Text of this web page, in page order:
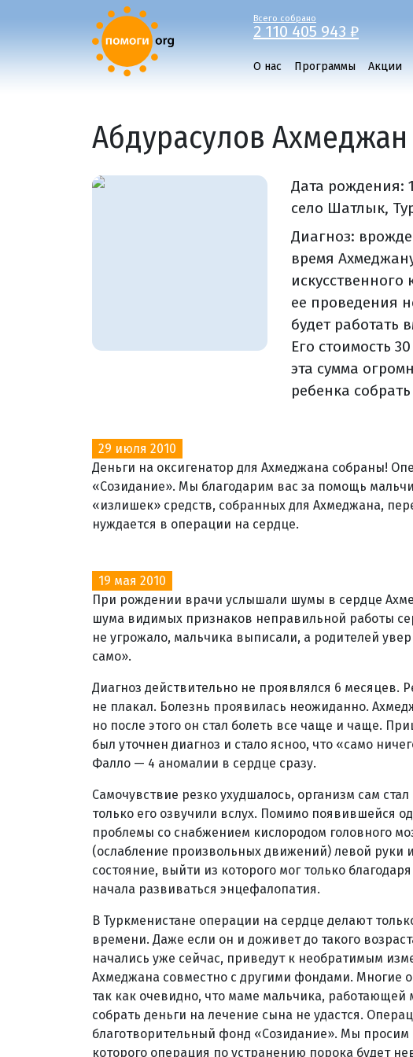
Всего собрано
2 110 405 943 ₽
О нас Программы Акции
Абдурасулов Ахмеджан
Дата рождения:
село Шатлык,
Диагноз:
время
ее проведения
будет работать
Его стоимость
эта сумма
ребенка
29 июля 2010
Деньги на оксигенатор для Ахмеджана собраны!
«Созидание». Мы благодарим вас за помощь
«излишек» средств, собранных для Ахмеджана,
нуждается в операции на сердце.
19 мая 2010
При рождении врачи услышали шумы в сердце
шума видимых признаков неправильной работы
не угрожало, мальчика выписали, а родителей
само».
Диагноз действительно не проявлялся 6 месяцев.
не плакал. Болезнь проявилась неожиданно.
но после этого он стал болеть все чаще и чаще.
был уточнен диагноз и стало ясноо, что «само
Фалло — 4 аномалии в сердце сразу.
Самочувствие резко ухудшалось, организм сам
только его озвучили вслух. Помимо появившейся
проблемы со снабжением кислородом головного
(ослабление произвольных движений) левой руки
состояние, выйти из которого мог только
начала развиваться энцефалопатия.
В Туркменистане операции на сердце делают
времени. Даже если он и доживет до такого
начались уже сейчас, приведут к необратимым
Ахмеджана совместно с другими фондами. Многие
так как очевидно, что маме мальчика, работающей
собрать деньги на лечение сына не удастся.
благотворительный фонд «Созидание». Мы просим
которого операция по устранению порока будет